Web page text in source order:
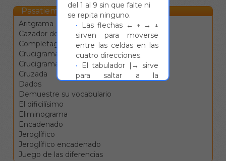
Pasatiempos Online
Aritgrama
Cazador de estrellas
Completagrama
Crucigrama
Crucigrama blanco
Cruzada
Dados
Demuestre su vocabulario
El dificilísimo
Eliminograma
Encadenado
Jeroglífico
Jeroglífico encadenado
Juego de las diferencias
del 1 al 9 sin que falte ni
se repita ninguno.
Las flechas ← ↑ → ↓
sirven para moverse
entre las celdas en las
cuatro direcciones.
El tabulador |→ sirve
para saltar a la
La barra de espacio
casilla y se mueve a la
anterior.